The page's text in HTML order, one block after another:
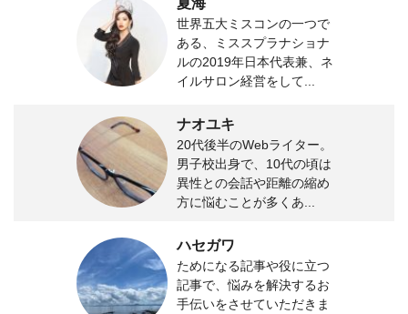
世界五大ミスコンの一つで
ある、ミススプラナショナ
ルの2019年日本代表兼、ネ
イルサロン経営をして...
ナオユキ
20代後半のWebライター。
男子校出身で、10代の頃は
異性との会話や距離の縮め
方に悩むことが多くあ...
ハセガワ
ためになる記事や役に立つ
記事で、悩みを解決するお
手伝いをさせていただきま